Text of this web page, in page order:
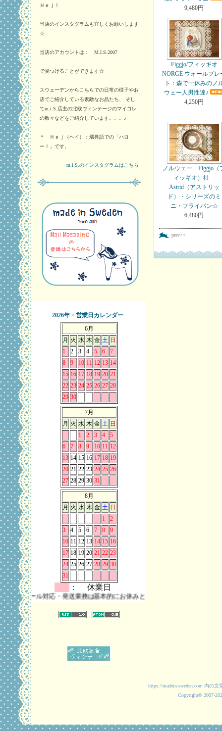
Ｈｅｊ！
当店のインスタグラムも宜しくお願いします
☆
当店のアカウントは： M.I.S.2007
で見つけることができます☆
スウェーデンからこちらでの日常の様子やお
店でご紹介している素敵なお品たち、 そし
てm.i.S.店主の北欧ヴィンテージのマイコレ
の数々などをご紹介しています。。。♪
＊ Ｈｅｊ（ヘイ）：瑞典語での「ハロ
ー！」です。
m.i.S.のインスタグラムはこちら
2026年・営業日カレンダー
6月
月 火 水 木 金 土 日
1
2 3 4 5 6
7
8
9 10 11 12 13 14
15 16 17 18 19 20 21
22 23 24 25 26 27 28
29 30
7月
月 火 水 木 金 土 日
1
2 3 4
5
6
7 8 9 10 11 12
13 14 15 16 17 18 19
20 21 22 23 24 25 26
27 28 29 30 31
8月
月 火 水 木 金 土 日
1
2
3
4 5 6 7 8
9
10 11 12 13 14 15 16
17 18 19 20 21 22 23
24 25 26 27 28 29 30
31
： 休業日
ール対応・発送業務は基本的にお休みとさせていただきます。 また、
9,480円
Figgjo/フィッギオ
NORGE ウォールプレ
ト：森で一休みのノ
ウェー人男性達♪
4,250円
ノルウェー Figgjo（
ィッギオ）社
Astrid（アストリッ
ド）・シリーズのミ
ニ・フライパン☆
6,480円
prev<<
https://madein-sweden.com 内の
Copyright© 2007-